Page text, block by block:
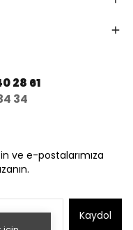
28 61
34
ve e-postalarımıza
Kaydol